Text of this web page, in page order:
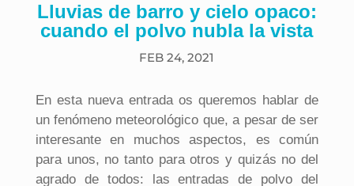
Lluvias de barro y cielo opaco:
cuando el polvo nubla la vista
FEB 24, 2021
En esta nueva entrada os queremos hablar de
un fenómeno meteorológico que, a pesar de ser
interesante en muchos aspectos, es común
para unos, no tanto para otros y quizás no del
agrado de todos: las entradas de polvo del